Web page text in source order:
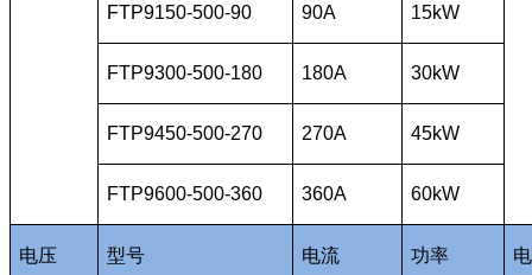
FTP9150-500-90 90A 15kW
FTP9300-500-180 180A 30kW
FTP9450-500-270 270A 45kW
FTP9600-500-360 360A 60kW
电压 型号 电流 功率